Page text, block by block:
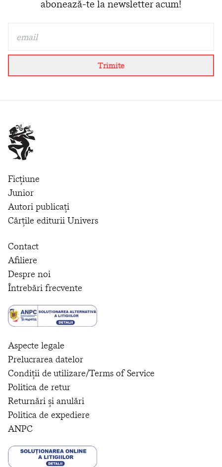
abonează-te la newsletter acum!
Trimite
Ficțiune
Junior
Autori publicați
Cărțile editurii Univers
Contact
Afiliere
Despre noi
Întrebări frecvente
Aspecte legale
Prelucrarea datelor
Condiții de utilizare/Terms of Service
Politica de retur
Returnări și anulări
Politica de expediere
ANPC